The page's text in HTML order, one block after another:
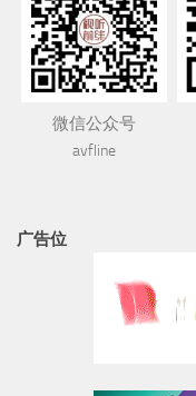
微信公众号
avfline
广告位